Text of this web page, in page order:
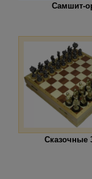
Самшит-
Сказочные